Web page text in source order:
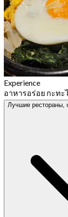
Experience
อาหารอร่อย กะท
Лучшие рестораны,